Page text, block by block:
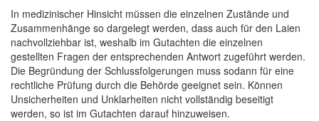
In medizinischer Hinsicht müssen die einzelnen Zustände und
Zusammenhänge so dargelegt werden, dass auch für den Laien
nachvollziehbar ist, weshalb im Gutachten die einzelnen
gestellten Fragen der entsprechenden Antwort zugeführt werden.
Die Begründung der Schlussfolgerungen muss sodann für eine
rechtliche Prüfung durch die Behörde geeignet sein. Können
Unsicherheiten und Unklarheiten nicht vollständig beseitigt
werden, so ist im Gutachten darauf hinzuweisen.